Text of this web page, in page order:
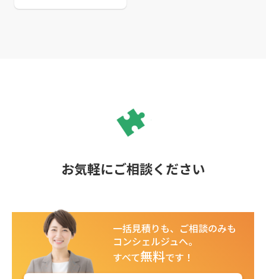
お気軽にご相談ください
一括見積りも、ご相談のみも
コンシェルジュへ。
すべて無料です！